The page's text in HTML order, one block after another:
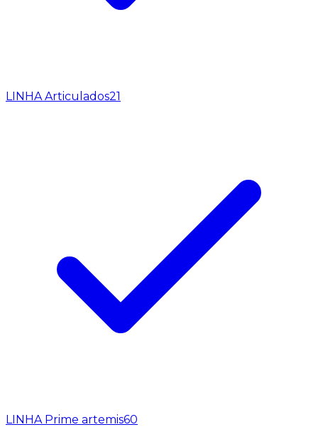
LINHA Articulados21
LINHA Prime artemis60